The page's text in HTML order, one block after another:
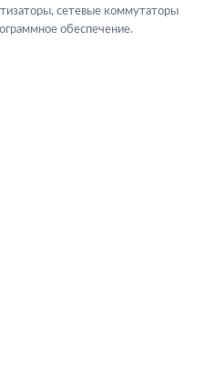
сетевые коммутаторы
обеспечение.